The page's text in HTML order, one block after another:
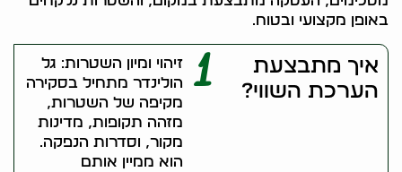
באופן מקצועי ובטוח.
איך מתבצעת
הערכת השווי?
1
זיהוי ומיון השטרות: גל
הולינדר מתחיל בסקירה
מקיפה של השטרות,
מזהה תקופות, מדינות
מקור, וסדרות הנפקה.
הוא ממיין אותם